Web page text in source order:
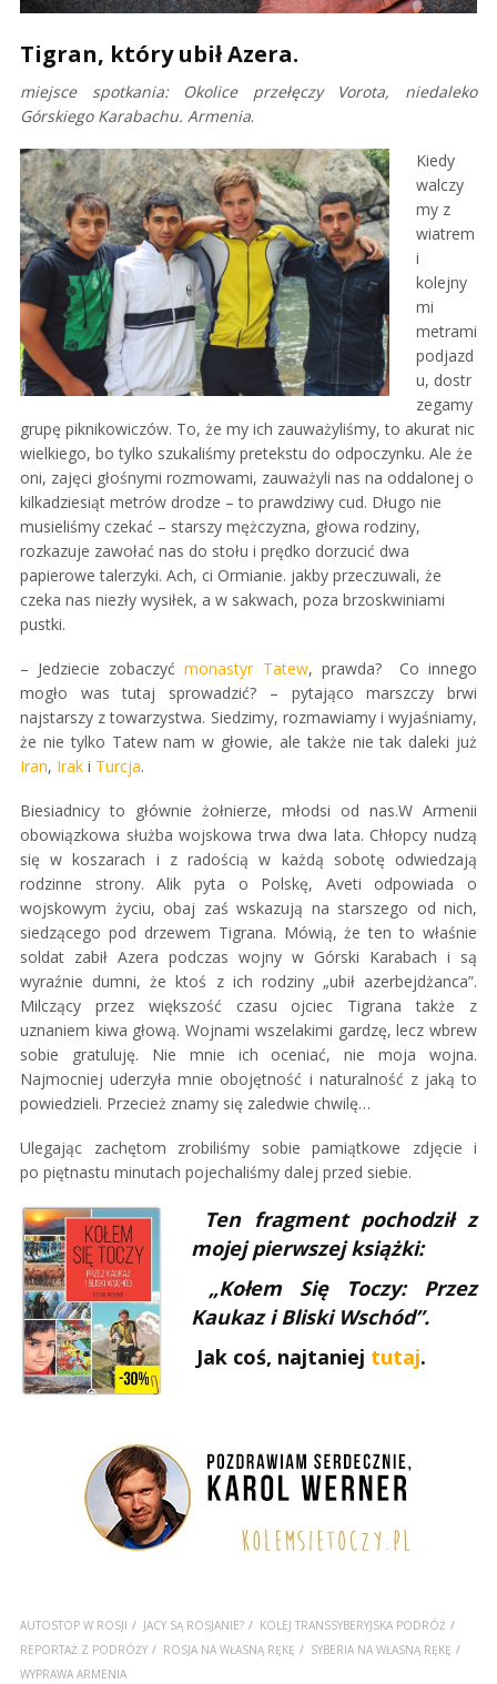
Tigran, który ubił Azera.
miejsce spotkania: Okolice przełęczy Vorota, niedaleko
Górskiego Karabachu. Armenia.
Kiedy
walczy
my z
wiatrem
i
kolejny
mi
metrami
podjazd
u, dostr
zegamy
grupę piknikowiczów. To, że my ich zauważyliśmy, to akurat nic
wielkiego, bo tylko szukaliśmy pretekstu do odpoczynku. Ale że
oni, zajęci głośnymi rozmowami, zauważyli nas na oddalonej o
kilkadziesiąt metrów drodze – to prawdziwy cud. Długo nie
musieliśmy czekać – starszy mężczyzna, głowa rodziny,
rozkazuje zawołać nas do stołu i prędko dorzucić dwa
papierowe talerzyki. Ach, ci Ormianie. jakby przeczuwali, że
czeka nas niezły wysiłek, a w sakwach, poza brzoskwiniami
pustki.
– Jedziecie zobaczyćmonastyr Tatew, prawda? Co innego
mogło was tutaj sprowadzić? – pytająco marszczy brwi
najstarszy z towarzystwa. Siedzimy, rozmawiamy i wyjaśniamy,
że nie tylko Tatew nam w głowie, ale także nie tak daleki już
Iran, Irak i Turcja.
Biesiadnicy to głównie żołnierze, młodsi od nas.W Armenii
obowiązkowa służba wojskowa trwa dwa lata. Chłopcy nudzą
się w koszarach i z radością w każdą sobotę odwiedzają
rodzinne strony. Alik pyta o Polskę, Aveti odpowiada o
wojskowym życiu, obaj zaś wskazują na starszego od nich,
siedzącego pod drzewem Tigrana. Mówią, że ten to właśnie
soldat zabił Azera podczas wojny w Górski Karabach i są
wyraźnie dumni, że ktoś z ich rodziny „ubił azerbejdżanca”.
Milczący przez większość czasu ojciec Tigrana także z
uznaniem kiwa głową. Wojnami wszelakimi gardzę, lecz wbrew
sobie gratuluję. Nie mnie ich oceniać, nie moja wojna.
Najmocniej uderzyła mnie obojętność i naturalność z jaką to
powiedzieli. Przecież znamy się zaledwie chwilę…
Ulegając zachętom zrobiliśmy sobie pamiątkowe zdjęcie i
po piętnastu minutach pojechaliśmy dalej przed siebie.
Ten fragment pochodził z
mojej pierwszej książki:
„Kołem Się Toczy: Przez
Kaukaz i Bliski Wschód”.
Jak coś, najtaniej tutaj.
AUTOSTOP W ROSJI JACY SĄ ROSJANIE?
KOLEJ TRANSSYBERYJSKA PODRÓŻ
REPORTAŻ Z PODRÓŻY
ROSJA NA WŁASNĄ RĘKĘ
SYBERIA NA WŁASNĄ RĘKĘ
WYPRAWA ARMENIA